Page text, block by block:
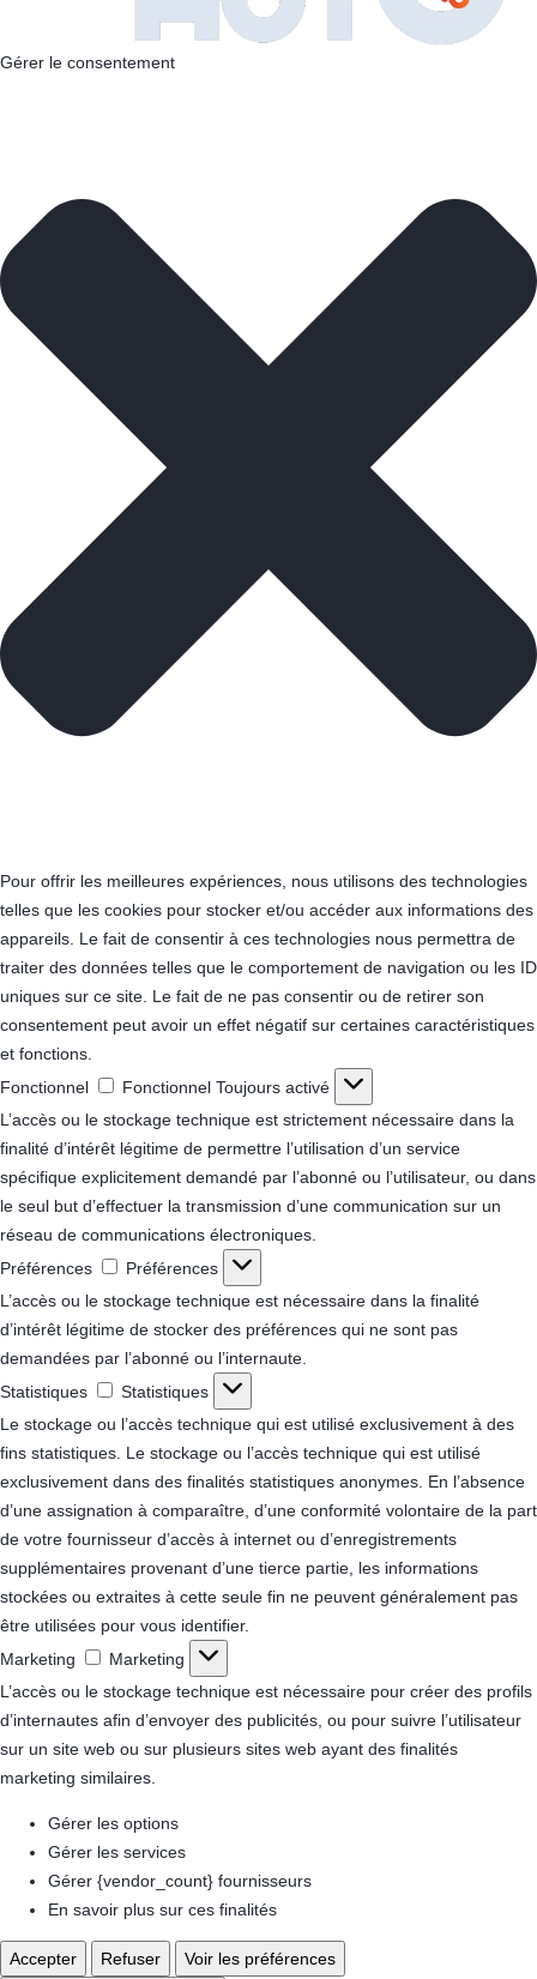
Gérer le consentement
Pour offrir les meilleures expériences, nous utilisons des technologies
telles que les cookies pour stocker et/ou accéder aux informations des
appareils. Le fait de consentir à ces technologies nous permettra de
traiter des données telles que le comportement de navigation ou les ID
uniques sur ce site. Le fait de ne pas consentir ou de retirer son
consentement peut avoir un effet négatif sur certaines caractéristiques
et fonctions.
Fonctionnel
Fonctionnel Toujours activé
L’accès ou le stockage technique est strictement nécessaire dans la
finalité d’intérêt légitime de permettre l’utilisation d’un service
spécifique explicitement demandé par l’abonné ou l’utilisateur, ou dans
le seul but d’effectuer la transmission d’une communication sur un
réseau de communications électroniques.
Préférences
Préférences
L’accès ou le stockage technique est nécessaire dans la finalité
d’intérêt légitime de stocker des préférences qui ne sont pas
demandées par l’abonné ou l’internaute.
Statistiques
Statistiques
Le stockage ou l’accès technique qui est utilisé exclusivement à des
fins statistiques. Le stockage ou l’accès technique qui est utilisé
exclusivement dans des finalités statistiques anonymes. En l’absence
d’une assignation à comparaître, d’une conformité volontaire de la part
de votre fournisseur d’accès à internet ou d’enregistrements
supplémentaires provenant d’une tierce partie, les informations
stockées ou extraites à cette seule fin ne peuvent généralement pas
être utilisées pour vous identifier.
Marketing
Marketing
L’accès ou le stockage technique est nécessaire pour créer des profils
d’internautes afin d’envoyer des publicités, ou pour suivre l’utilisateur
sur un site web ou sur plusieurs sites web ayant des finalités
marketing similaires.
Gérer les options
Gérer les services
Gérer {vendor_count} fournisseurs
En savoir plus sur ces finalités
Accepter Refuser Voir les préférences